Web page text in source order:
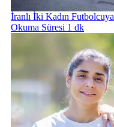
İranlı İki Kadın
Okuma Süresi 1 dk